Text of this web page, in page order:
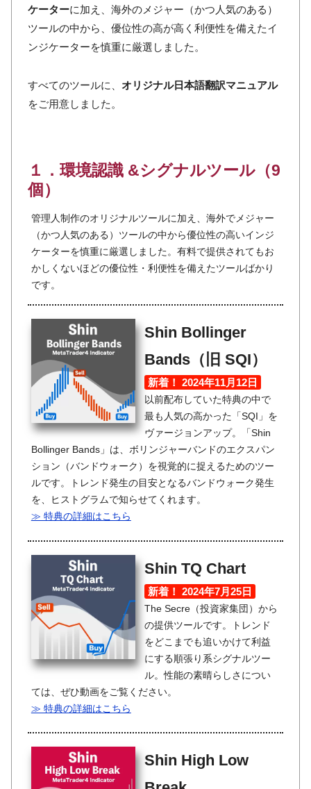
ケーターに加え、海外のメジャー（かつ人気のある）
ツールの中から、優位性の高が高く利便性を備えたイ
ンジケーターを慎重に厳選しました。
すべてのツールに、 オリジナル日本語翻訳マニュアル
をご用意しました。
１．環境認識 &シグナルツール（9
個）
管理人制作のオリジナルツールに加え、海外でメジャー
（かつ人気のある）ツールの中から優位性の高いインジ
ケーターを慎重に厳選しました。有料で提供されてもお
かしくないほどの優位性・利便性を備えたツールばかり
です。
Shin Bollinger
Bands（旧 SQI）
新着！ 2024年11月12日
以前配布していた特典の中で
最も人気の高かった「SQI」を
ヴァージョンアップ。「Shin
Bollinger Bands」は、ボリンジャーバンドのエクスパン
ション（バンドウォーク）を視覚的に捉えるためのツー
ルです。トレンド発生の目安となるバンドウォーク発生
を、ヒストグラムで知らせてくれます。
≫ 特典の詳細はこちら
Shin TQ Chart
新着！ 2024年7月25日
The Secre（投資家集団）から
の提供ツールです。トレンド
をどこまでも追いかけて利益
にする順張り系シグナルツー
ル。性能の素晴らしさについ
ては、ぜひ動画をご覧ください。
≫ 特典の詳細はこちら
Shin High Low